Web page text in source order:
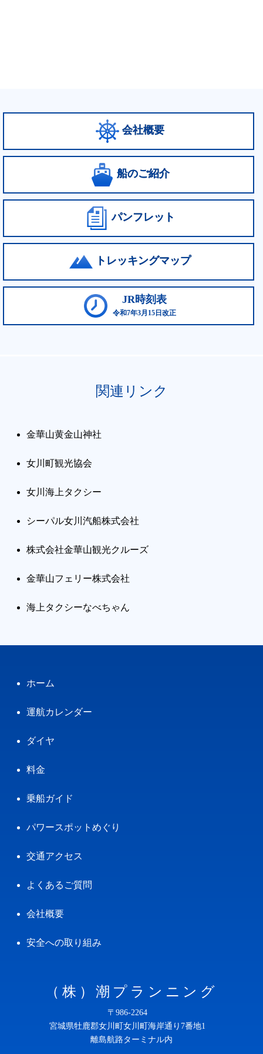
会社概要
船のご紹介
パンフレット
トレッキングマップ
JR時刻表
令和7年3月15日改正
関連リンク
金華山黄金山神社
女川町観光協会
女川海上タクシー
シーパル女川汽船株式会社
株式会社金華山観光クルーズ
金華山フェリー株式会社
海上タクシーなべちゃん
ホーム
運航カレンダー
ダイヤ
料金
乗船ガイド
パワースポットめぐり
交通アクセス
よくあるご質問
会社概要
安全への取り組み
（株）潮プランニング
〒986-2264
宮城県牡鹿郡女川町女川町海岸通り7番地1
離島航路ターミナル内